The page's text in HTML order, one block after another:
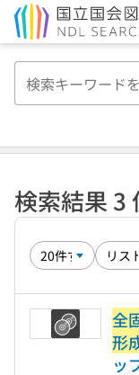
検索結果 3
全
形
ッ